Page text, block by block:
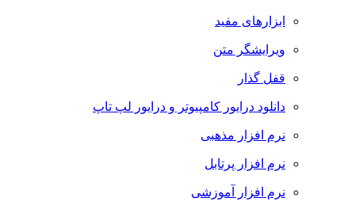
ابزارهای مفید
ویرایشگر متن
قفل گذار
دانلود درایور کامپیوتر و درایور لپ تاپ
نرم افزار مذهبی
نرم افزار پرتابل
نرم افزار آموزشی